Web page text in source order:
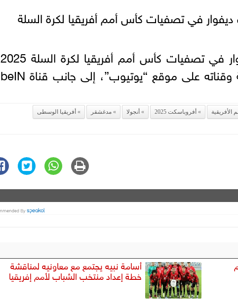
ديفوار في تصفيات كأس أمم أفريقيا لكرة السلة
سيتم نقل مباراة مصر وكوت ديفوار في تصفيات كأس أمم أفريقيا لكرة السلة 2025
على موقع الاتحاد الدولي لكرة السلة وقناته على موقع “يوتيوب”، إلى جانب قناة beIN
أفروباسكت 2025 أنجولا مدغشقر
أفريقيا الوسطى
أسامة نبيه يجتمع مع معاونيه لمناقشة
خطة إعداد منتخب الشباب لأمم إفريقيا